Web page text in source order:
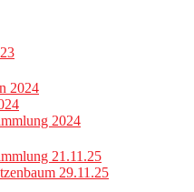
2024
2024
21.11.25
29.11.25